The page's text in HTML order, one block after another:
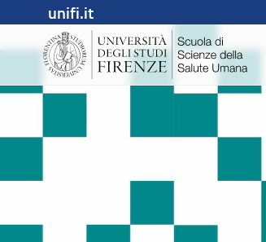
unifi.it